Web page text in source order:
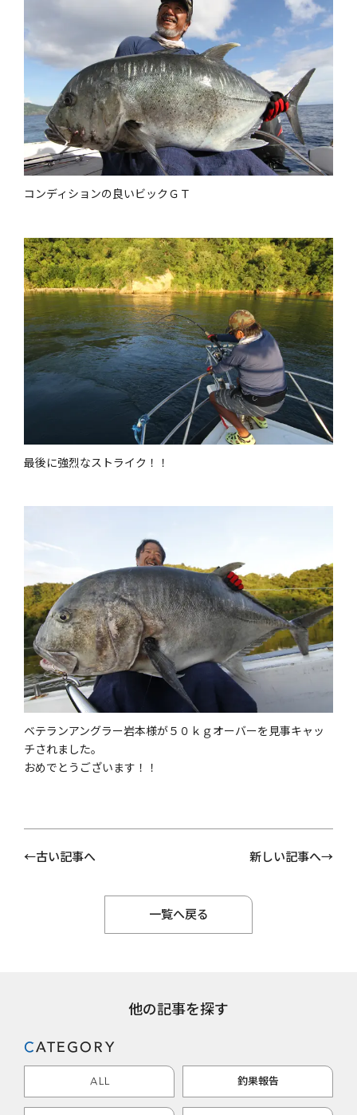
コンディションの良いビックＧＴ
最後に強烈なストライク！！
ベテランアングラー岩本様が５０ｋｇオーバーを見事キャッ
チされました。
おめでとうございます！！
古い記事へ 新しい記事へ
一覧へ戻る
他の記事を探す
CATEGORY
ALL 釣果報告